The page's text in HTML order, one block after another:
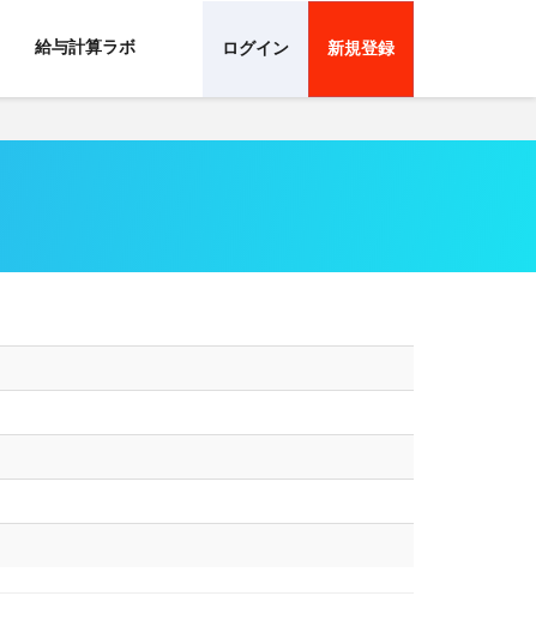
給与計算ラボ ログイン 新規登録